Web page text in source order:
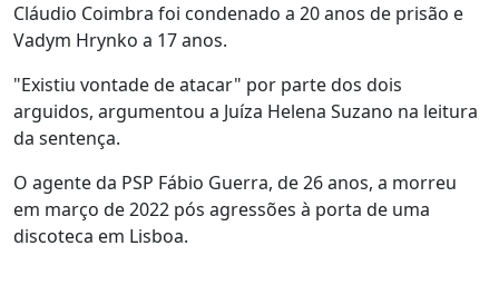
Cláudio Coimbra foi condenado a 20 anos de prisão e
Vadym Hrynko a 17 anos.
"Existiu vontade de atacar" por parte dos dois
arguidos, argumentou a Juíza Helena Suzano na leitura
da sentença.
O agente da PSP Fábio Guerra, de 26 anos, a morreu
em março de 2022 pós agressões à porta de uma
discoteca em Lisboa.